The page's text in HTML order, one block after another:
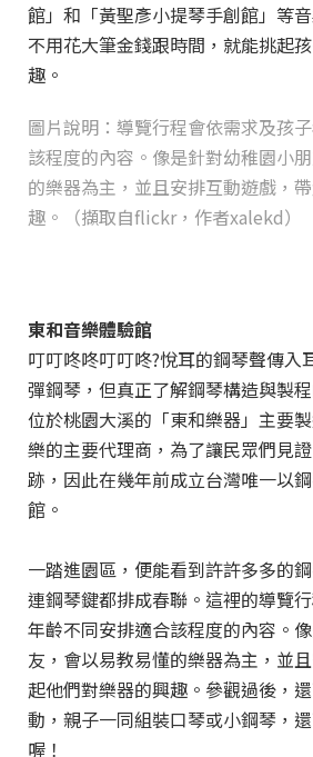
館」和「黃聖彥小提琴手創館」等
不用花大筆金錢跟時間，就能挑起
趣。
圖片說明：導覽行程會依需求及孩
該程度的內容。像是針對幼稚園小
的樂器為主，並且安排互動遊戲，
趣。（擷取自flickr，作者xalekd）
東和音樂體驗館
叮叮咚咚叮叮咚?悅耳的鋼琴聲傳入
彈鋼琴，但真正了解鋼琴構造與製
位於桃園大溪的「東和樂器」主要
樂的主要代理商，為了讓民眾們見
跡，因此在幾年前成立台灣唯一以
館。
一踏進園區，便能看到許許多多的
連鋼琴鍵都排成春聯。這裡的導覽
年齡不同安排適合該程度的內容。
友，會以易教易懂的樂器為主，並
起他們對樂器的興趣。參觀過後，
動，親子一同組裝口琴或小鋼琴，
喔！